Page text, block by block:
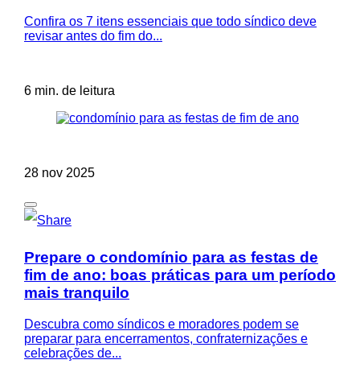
Confira os 7 itens essenciais que todo síndico deve
revisar antes do fim do...
6 min. de leitura
28 nov 2025
Prepare o condomínio para as festas de
fim de ano: boas práticas para um período
mais tranquilo
Descubra como síndicos e moradores podem se
preparar para encerramentos, confraternizações e
celebrações de...